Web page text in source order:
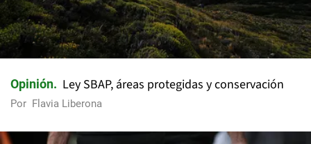
Opinión Ley SBAP, áreas protegidas y conservación
Por Flavia Liberona